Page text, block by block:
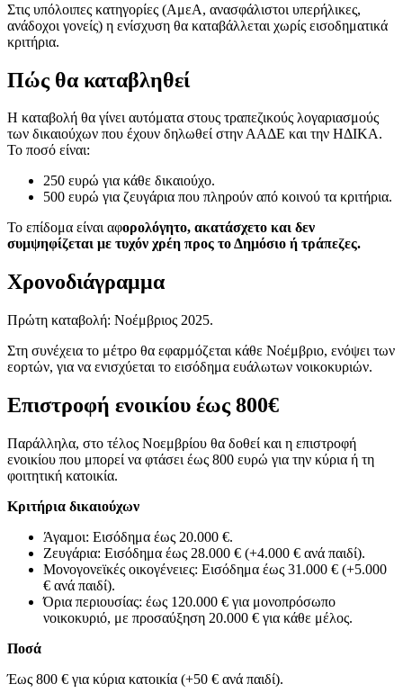
Στις υπόλοιπες κατηγορίες (ΑμεΑ, ανασφάλιστοι υπερήλικες,
ανάδοχοι γονείς) η ενίσχυση θα καταβάλλεται χωρίς εισοδηματικά
κριτήρια.
Πώς θα καταβληθεί
Η καταβολή θα γίνει αυτόματα στους τραπεζικούς λογαριασμούς
των δικαιούχων που έχουν δηλωθεί στην ΑΑΔΕ και την ΗΔΙΚΑ.
Το ποσό είναι:
250 ευρώ για κάθε δικαιούχο.
500 ευρώ για ζευγάρια που πληρούν από κοινού τα κριτήρια.
Το επίδομα είναι αφορολόγητο, ακατάσχετο και δεν
συμψηφίζεται με τυχόν χρέη προς το Δημόσιο ή τράπεζες.
Χρονοδιάγραμμα
Πρώτη καταβολή: Νοέμβριος 2025.
Στη συνέχεια το μέτρο θα εφαρμόζεται κάθε Νοέμβριο, ενόψει των
εορτών, για να ενισχύεται το εισόδημα ευάλωτων νοικοκυριών.
Επιστροφή ενοικίου έως 800€
Παράλληλα, στο τέλος Νοεμβρίου θα δοθεί και η επιστροφή
ενοικίου που μπορεί να φτάσει έως 800 ευρώ για την κύρια ή τη
φοιτητική κατοικία.
Κριτήρια δικαιούχων
Άγαμοι: Εισόδημα έως 20.000 €.
Ζευγάρια: Εισόδημα έως 28.000 € (+4.000 € ανά παιδί).
Μονογονεϊκές οικογένειες: Εισόδημα έως 31.000 € (+5.000
€ ανά παιδί).
Όρια περιουσίας: έως 120.000 € για μονοπρόσωπο
νοικοκυριό, με προσαύξηση 20.000 € για κάθε μέλος.
Ποσά
Έως 800 € για κύρια κατοικία (+50 € ανά παιδί).